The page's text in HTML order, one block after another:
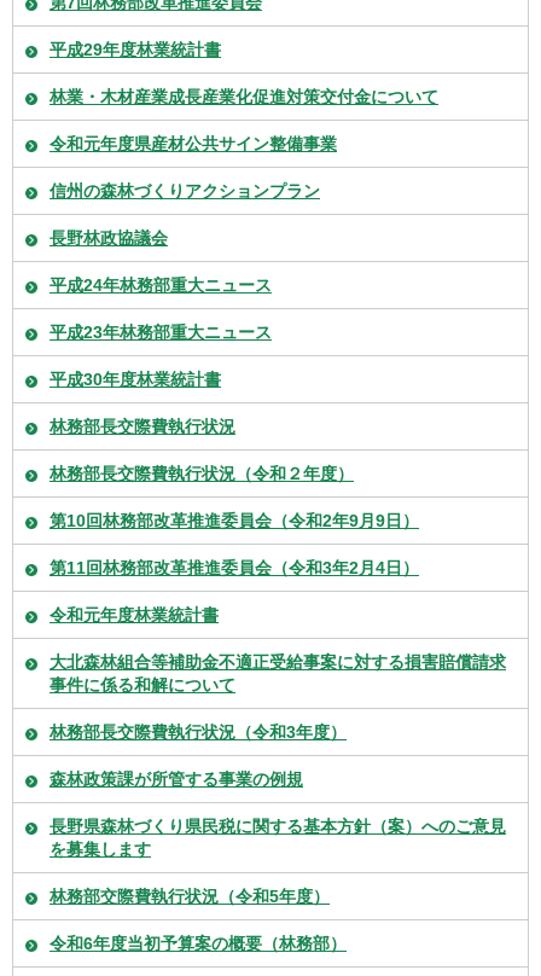
平成29年度林業統計書
林業・木材産業成長産業化促進対策交付金について
令和元年度県産材公共サイン整備事業
信州の森林づくりアクションプラン
長野林政協議会
平成24年林務部重大ニュース
平成23年林務部重大ニュース
平成30年度林業統計書
林務部長交際費執行状況
林務部長交際費執行状況（令和２年度）
第10回林務部改革推進委員会（令和2年9月9日）
第11回林務部改革推進委員会（令和3年2月4日）
令和元年度林業統計書
大北森林組合等補助金不適正受給事案に対する損害賠償請求
事件に係る和解について
林務部長交際費執行状況（令和3年度）
森林政策課が所管する事業の例規
長野県森林づくり県民税に関する基本方針（案）へのご意見
を募集します
林務部交際費執行状況（令和5年度）
令和6年度当初予算案の概要（林務部）